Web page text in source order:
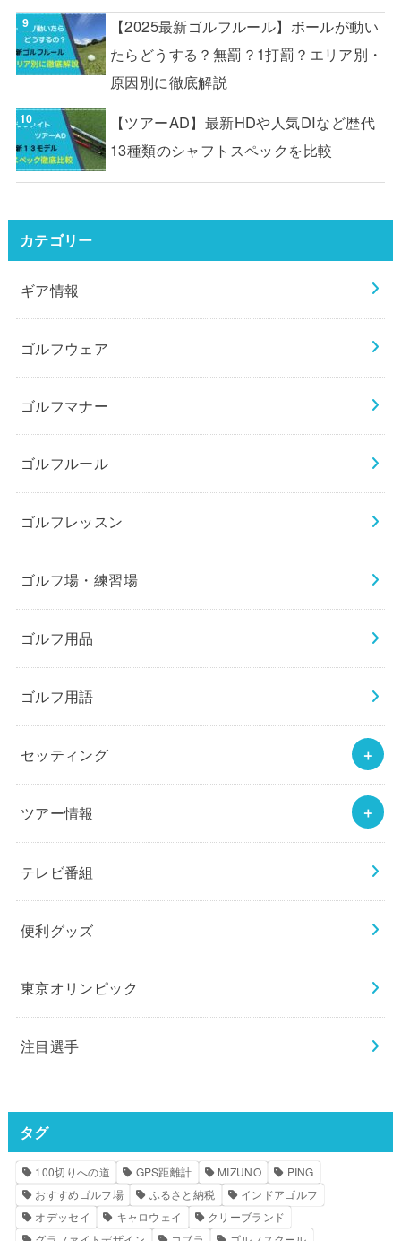
【2025最新ゴルフルール】ボールが動い
たらどうする？無罰？1打罰？エリア別・
原因別に徹底解説
【ツアーAD】最新HDや人気DIなど歴代
13種類のシャフトスペックを比較
カテゴリー
ギア情報
ゴルフウェア
ゴルフマナー
ゴルフルール
ゴルフレッスン
ゴルフ場・練習場
ゴルフ用品
ゴルフ用語
セッティング
ツアー情報
テレビ番組
便利グッズ
東京オリンピック
注目選手
タグ
100切りへの道 GPS距離計 MIZUNO
PING
おすすめゴルフ場
ふるさと納税
インドアゴルフ
オデッセイ
キャロウェイ
クリーブランド